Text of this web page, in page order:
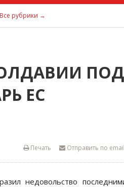
Все рубрики →
ЕС
Отправить по email
Печать
недовольство